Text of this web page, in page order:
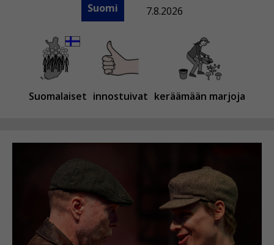
Suomi 7.8.2026
Suomalaiset innostuivat keräämään marjoja